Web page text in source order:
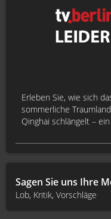
Erleben Sie, wie sich
sommerliche
Qinghai schlängelt –
Sagen Sie uns Ihre
Lob, Kritik, Vorschläge